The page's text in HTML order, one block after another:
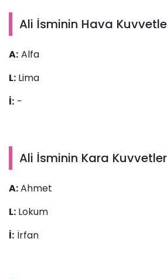
Ali İsminin Hava
A: Alfa
L: Lima
İ: -
Ali İsminin Kara
A:Ahmet
L: Lokum
İ: İrfan